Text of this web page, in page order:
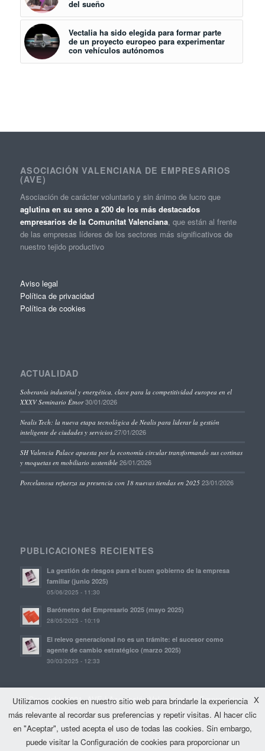
del sueño
Vectalia ha sido elegida para formar parte
de un proyecto europeo para experimentar
con vehículos autónomos
ASOCIACIÓN VALENCIANA DE EMPRESARIOS
(AVE)
Asociación de carácter voluntario y sin ánimo de lucro que
aglutina en su seno a 200 de los más destacados
empresarios de la Comunitat Valenciana, que están al frente
de las empresas líderes de los sectores más significativos de
nuestro tejido productivo
Aviso legal
Política de privacidad
Política de cookies
ACTUALIDAD
Soberanía industrial y energética, clave para la competitividad europea en el
XXXV Seminario Étnor 30/01/2026
Nealis Tech: la nueva etapa tecnológica de Nealis para liderar la gestión
inteligente de ciudades y servicios 27/01/2026
SH Valencia Palace apuesta por la economía circular transformando sus cortinas
y moquetas en mobiliario sostenible 26/01/2026
Porcelanosa refuerza su presencia con 18 nuevas tiendas en 2025 23/01/2026
PUBLICACIONES RECIENTES
La gestión de riesgos para el buen gobierno de la empresa
familiar (junio 2025)
05/06/2025 - 11:30
Barómetro del Empresario 2025 (mayo 2025)
28/05/2025 - 10:19
El relevo generacional no es un trámite: el sucesor como
agente de cambio estratégico (marzo 2025)
30/03/2025 - 12:33
© Copyright, 2021. AVE | Asociación Valenciana de Empresarios
(AVE)
X
Utilizamos cookies en nuestro sitio web para brindarle la experiencia
más relevante al recordar sus preferencias y repetir visitas. Al hacer clic
en "Aceptar", usted acepta el uso de todas las cookies. Sin embargo,
puede visitar la Configuración de cookies para proporcionar un